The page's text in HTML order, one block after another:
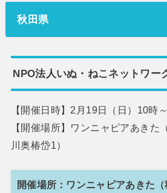
秋田県
NPO法人いぬ・ねこネットワー
【開催日時】2月19日（日）10時
【開催場所】ワンニャピアあきた
川奥椿岱1）
開催場所：ワンニャピアあきた